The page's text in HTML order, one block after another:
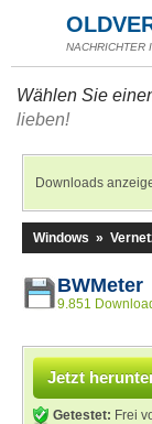
NACHRICHTER
Wählen Sie
lieben!
Downloads
Windows »
BWMeter
9.851
Jetzt
Getestet: Frei